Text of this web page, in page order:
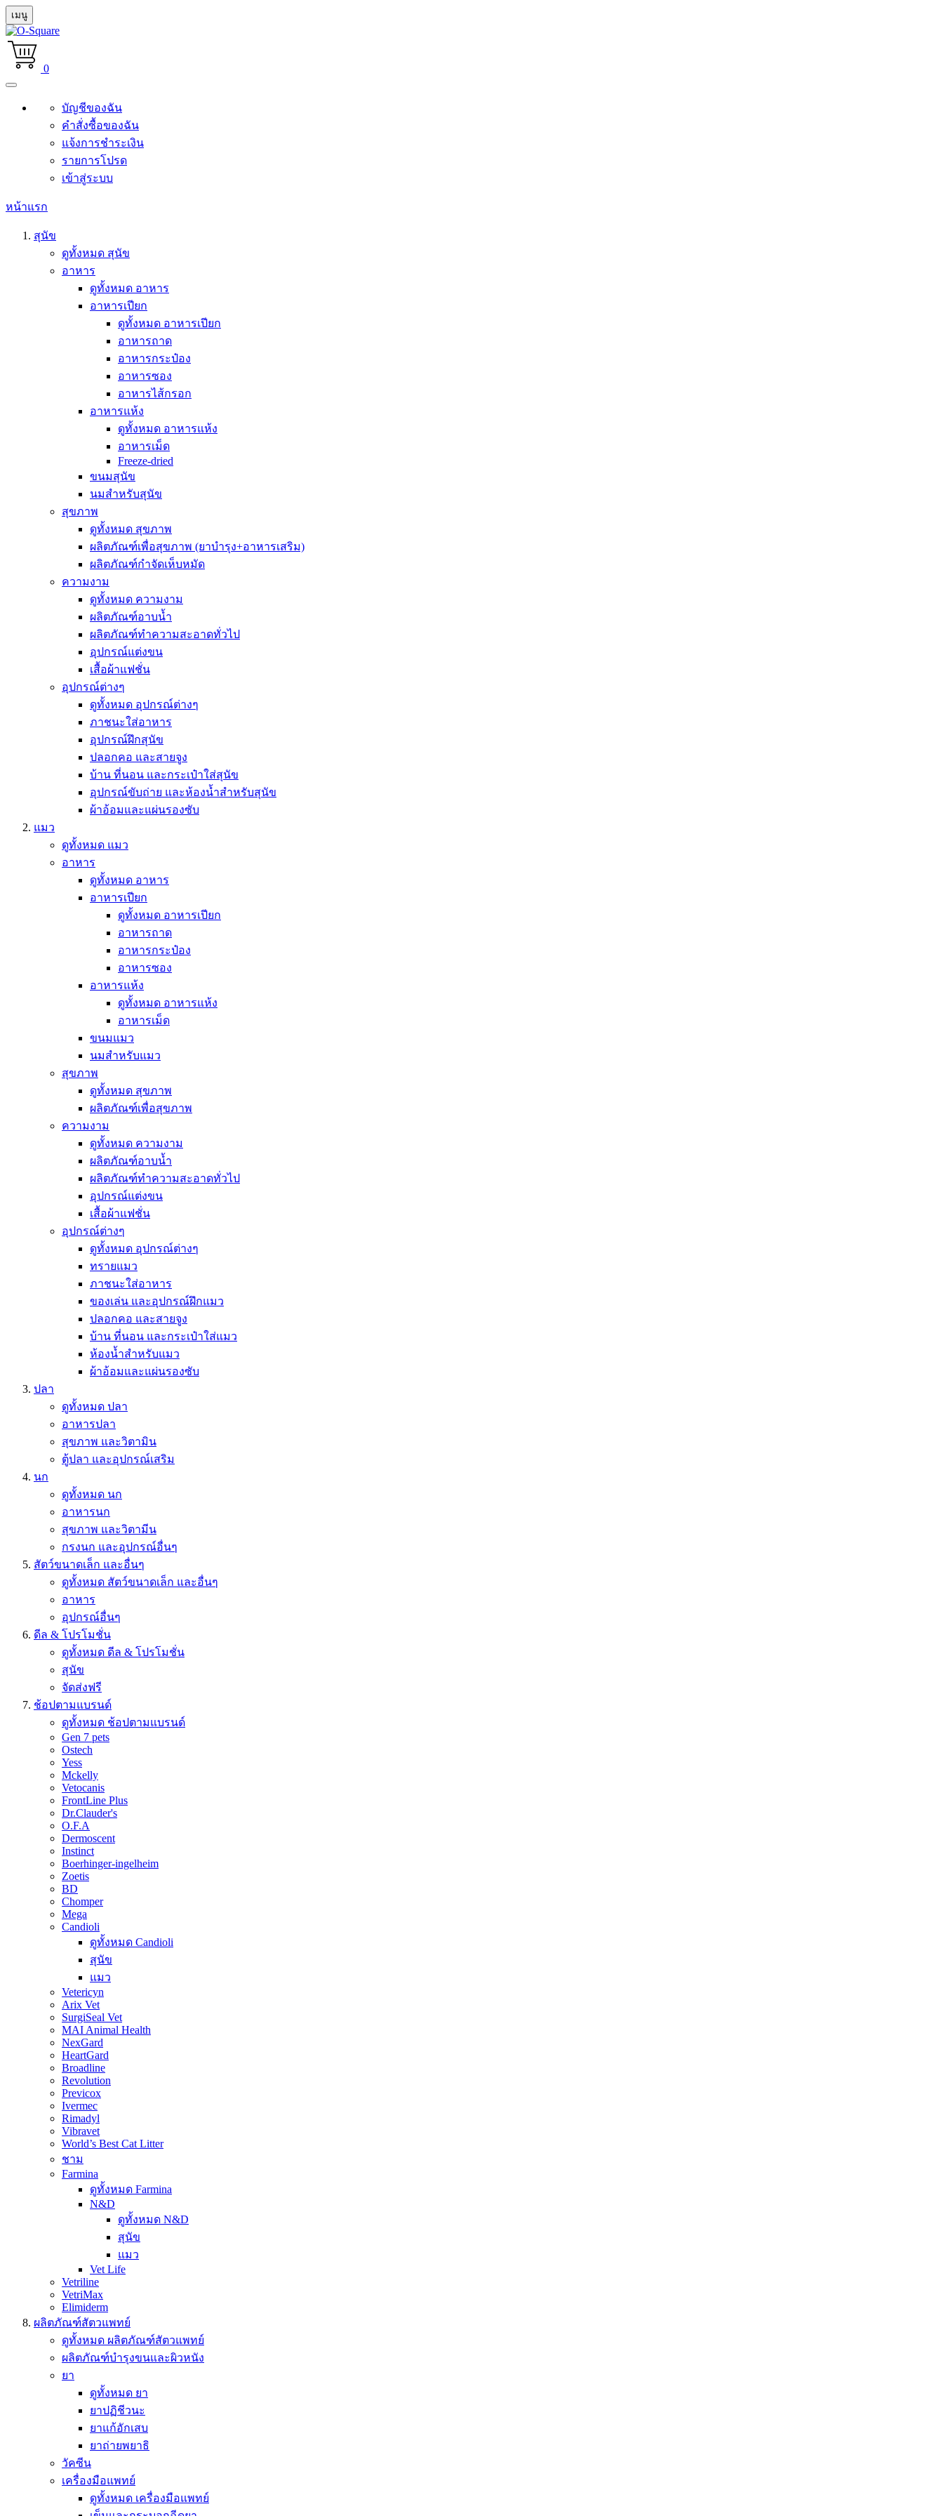
เมนู
0
บัญชีของฉัน
คำสั่งซื้อของฉัน
แจ้งการชำระเงิน
รายการโปรด
เข้าสู่ระบบ
หน้าแรก
สุนัข
ดูทั้งหมด สุนัข
อาหาร
ดูทั้งหมด อาหาร
อาหารเปียก
ดูทั้งหมด อาหารเปียก
อาหารถาด
อาหารกระป๋อง
อาหารซอง
อาหารไส้กรอก
อาหารแห้ง
ดูทั้งหมด อาหารแห้ง
อาหารเม็ด
Freeze-dried
ขนมสุนัข
นมสำหรับสุนัข
สุขภาพ
ดูทั้งหมด สุขภาพ
ผลิตภัณฑ์เพื่อสุขภาพ (ยาบำรุง+อาหารเสริม)
ผลิตภัณฑ์กำจัดเห็บหมัด
ความงาม
ดูทั้งหมด ความงาม
ผลิตภัณฑ์อาบน้ำ
ผลิตภัณฑ์ทำความสะอาดทั่วไป
อุปกรณ์แต่งขน
เสื้อผ้าแฟชั่น
อุปกรณ์ต่างๆ
ดูทั้งหมด อุปกรณ์ต่างๆ
ภาชนะใส่อาหาร
อุปกรณ์ฝึกสุนัข
ปลอกคอ และสายจูง
บ้าน ที่นอน และกระเป๋าใส่สุนัข
อุปกรณ์ขับถ่าย และห้องน้ำสำหรับสุนัข
ผ้าอ้อมและแผ่นรองซับ
แมว
ดูทั้งหมด แมว
อาหาร
ดูทั้งหมด อาหาร
อาหารเปียก
ดูทั้งหมด อาหารเปียก
อาหารถาด
อาหารกระป๋อง
อาหารซอง
อาหารแห้ง
ดูทั้งหมด อาหารแห้ง
อาหารเม็ด
ขนมแมว
นมสำหรับแมว
สุขภาพ
ดูทั้งหมด สุขภาพ
ผลิตภัณฑ์เพื่อสุขภาพ
ความงาม
ดูทั้งหมด ความงาม
ผลิตภัณฑ์อาบน้ำ
ผลิตภัณฑ์ทำความสะอาดทั่วไป
อุปกรณ์แต่งขน
เสื้อผ้าแฟชั่น
อุปกรณ์ต่างๆ
ดูทั้งหมด อุปกรณ์ต่างๆ
ทรายแมว
ภาชนะใส่อาหาร
ของเล่น และอุปกรณ์ฝึกแมว
ปลอกคอ และสายจูง
บ้าน ที่นอน และกระเป๋าใส่แมว
ห้องน้ำสำหรับแมว
ผ้าอ้อมและแผ่นรองซับ
ปลา
ดูทั้งหมด ปลา
อาหารปลา
สุขภาพ และวิตามิน
ตู้ปลา และอุปกรณ์เสริม
นก
ดูทั้งหมด นก
อาหารนก
สุขภาพ และวิตามีน
กรงนก และอุปกรณ์อื่นๆ
สัตว์ขนาดเล็ก และอื่นๆ
ดูทั้งหมด สัตว์ขนาดเล็ก และอื่นๆ
อาหาร
อุปกรณ์อื่นๆ
ดีล & โปรโมชั่น
ดูทั้งหมด ดีล & โปรโมชั่น
สุนัข
จัดส่งฟรี
ช้อปตามแบรนด์
ดูทั้งหมด ช้อปตามแบรนด์
Gen 7 pets
Ostech
Yess
Mckelly
Vetocanis
FrontLine Plus
Dr.Clauder's
O.F.A
Dermoscent
Instinct
Boerhinger-ingelheim
Zoetis
BD
Chomper
Mega
Candioli
ดูทั้งหมด Candioli
สุนัข
แมว
Vetericyn
Arix Vet
SurgiSeal Vet
MAI Animal Health
NexGard
HeartGard
Broadline
Revolution
Previcox
Ivermec
Rimadyl
Vibravet
World’s Best Cat Litter
ชาม
Farmina
ดูทั้งหมด Farmina
N&D
ดูทั้งหมด N&D
สุนัข
แมว
Vet Life
Vetriline
VetriMax
Elimiderm
ผลิตภัณฑ์สัตวแพทย์
ดูทั้งหมด ผลิตภัณฑ์สัตวแพทย์
ผลิตภัณฑ์บำรุงขนและผิวหนัง
ยา
ดูทั้งหมด ยา
ยาปฏิชีวนะ
ยาแก้อักเสบ
ยาถ่ายพยาธิ
วัคซีน
เครื่องมือแพทย์
ดูทั้งหมด เครื่องมือแพทย์